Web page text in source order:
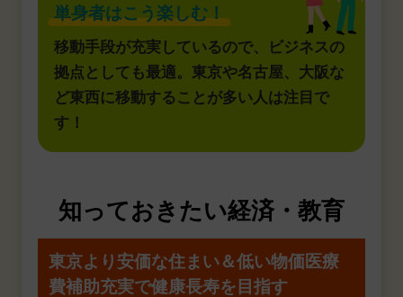
単身者はこう楽しむ！
移動手段が充実しているので、ビジネスの
拠点としても最適。東京や名古屋、大阪な
ど東西に移動することが多い人は注目で
す！
知っておきたい経済・教育
東京より安価な住まい＆低い物価医療
費補助充実で健康長寿を目指す